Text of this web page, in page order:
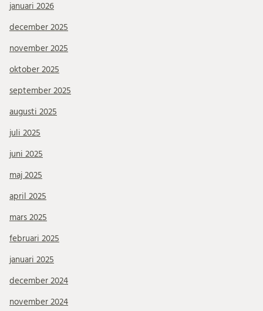
januari 2026
december 2025
november 2025
oktober 2025
september 2025
augusti 2025
juli 2025
juni 2025
maj 2025
april 2025
mars 2025
februari 2025
januari 2025
december 2024
november 2024